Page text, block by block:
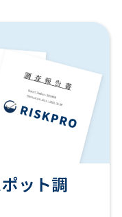
ット調